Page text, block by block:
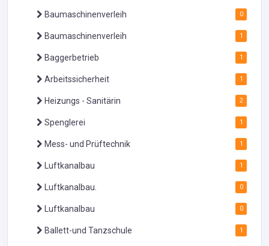
Baumaschinenverleih 0
Baumaschinenverleih 1
Baggerbetrieb 1
Arbeitssicherheit 1
Heizungs - Sanitärin 2
Spenglerei 1
Mess- und Prüftechnik 1
Luftkanalbau 1
Luftkanalbau. 0
Luftkanalbau 0
Ballett-und Tanzschule 1